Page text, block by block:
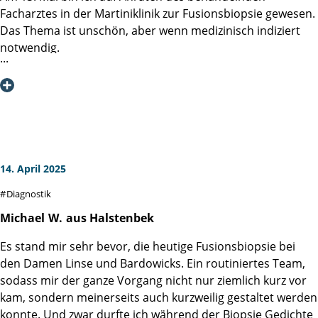
Großer Respekt ist geblieben, aber damit konnte/kann ich
umgehen.
Nicht zuletzt ergab sich auch eine rege Diskussion unter
den Teilnehmern, die alle das gleiche Thema verarbeiten
müssen. Mir hat auch das geholfen.
"Puzzlestück" für die hervorragenden Abläufe &
Arbeitsprozesse in der Martini-Klinik.
Facharztes in der Martiniklinik zur Fusionsbiopsie gewesen.
Das Thema ist unschön, aber wenn medizinisch indiziert
notwendig.
Mein Dank gilt Allen im Prozess Involvierten: Information,
Anmeldung, Aufklärung und Behandlung.
aussprechen. Das medizinische Team versorgt den
Patienten mit allen notwendigen Informationen und ist in
Behandlung Spaß gemacht hat, aber die professionelle
Herangehensweise hat für Vertrauen und Zuversicht
gesorgt.
14. April 2025
Diagnostik
Michael W. aus Halstenbek
Es stand mir sehr bevor, die heutige Fusionsbiopsie bei
den Damen Linse und Bardowicks. Ein routiniertes Team,
sodass mir der ganze Vorgang nicht nur ziemlich kurz vor
kam, sondern meinerseits auch kurzweilig gestaltet werden
konnte. Und zwar durfte ich während der Biopsie Gedichte